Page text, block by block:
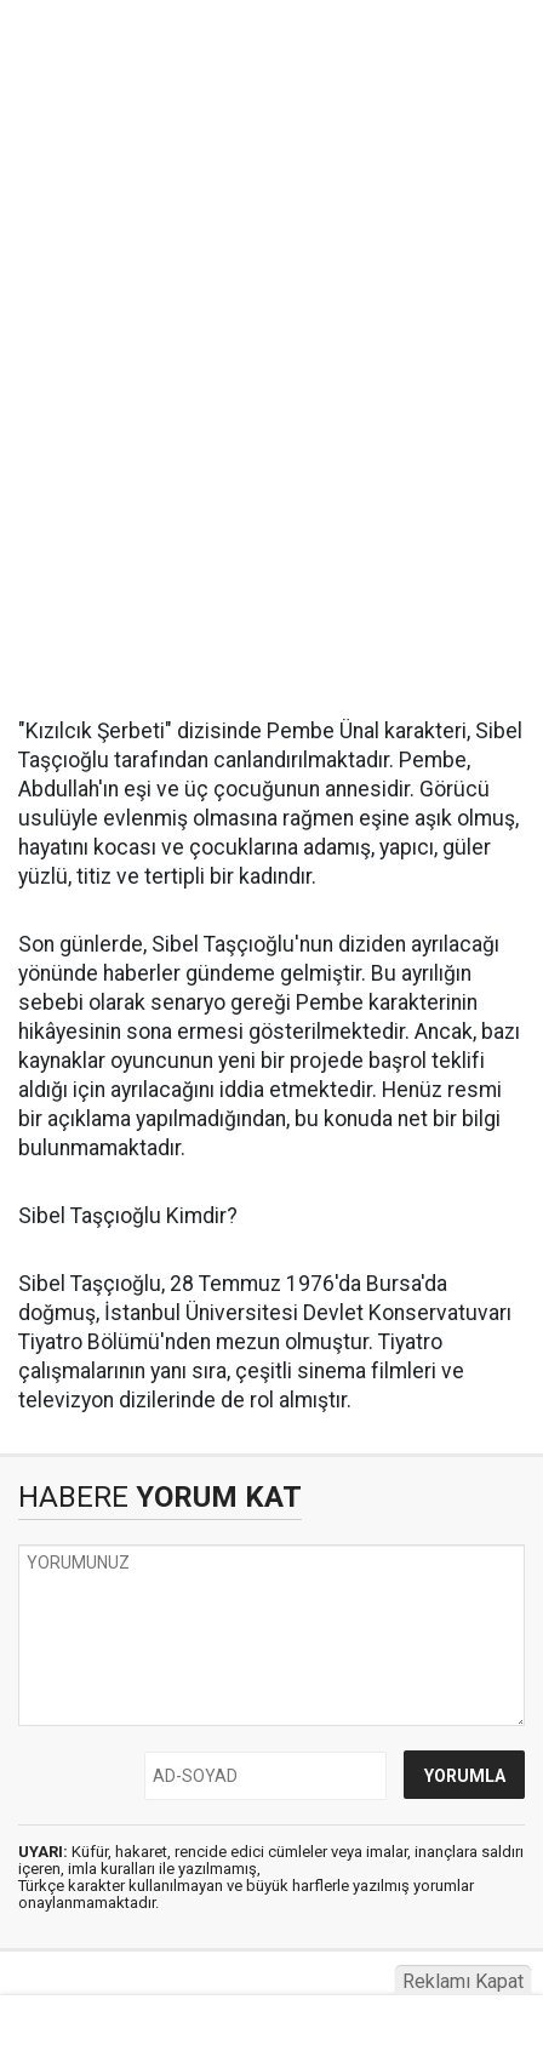
"Kızılcık Şerbeti" dizisinde Pembe Ünal karakteri, Sibel
Taşçıoğlu tarafından canlandırılmaktadır. Pembe,
Abdullah'ın eşi ve üç çocuğunun annesidir. Görücü
usulüyle evlenmiş olmasına rağmen eşine aşık olmuş,
hayatını kocası ve çocuklarına adamış, yapıcı, güler
yüzlü, titiz ve tertipli bir kadındır. ​
Son günlerde, Sibel Taşçıoğlu'nun diziden ayrılacağı
yönünde haberler gündeme gelmiştir. Bu ayrılığın
sebebi olarak senaryo gereği Pembe karakterinin
hikâyesinin sona ermesi gösterilmektedir. Ancak, bazı
kaynaklar oyuncunun yeni bir projede başrol teklifi
aldığı için ayrılacağını iddia etmektedir. Henüz resmi
bir açıklama yapılmadığından, bu konuda net bir bilgi
bulunmamaktadır.​
Sibel Taşçıoğlu Kimdir?
Sibel Taşçıoğlu, 28 Temmuz 1976'da Bursa'da
doğmuş, İstanbul Üniversitesi Devlet Konservatuvarı
Tiyatro Bölümü'nden mezun olmuştur. Tiyatro
çalışmalarının yanı sıra, çeşitli sinema filmleri ve
televizyon dizilerinde de rol almıştır. ​
HABERE YORUM KAT
UYARI: Küfür, hakaret, rencide edici cümleler veya imalar, inançlara saldırı
içeren, imla kuralları ile yazılmamış,
Türkçe karakter kullanılmayan ve büyük harflerle yazılmış yorumlar
onaylanmamaktadır.
Reklamı Kapat